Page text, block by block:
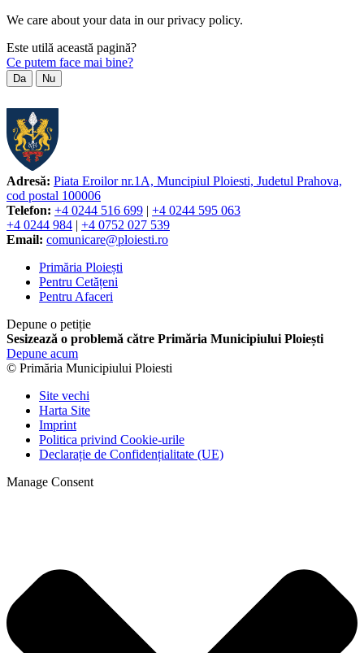
We care about your data in our privacy policy.
Este utilă această pagină?
Ce putem face mai bine?
Da Nu
Adresă: Piata Eroilor nr.1A, Muncipiul Ploiesti, Judetul Prahova,
cod postal 100006
Telefon: +4 0244 516 699 | +4 0244 595 063
+4 0244 984 | +4 0752 027 539
Email: comunicare@ploiesti.ro
Primăria Ploiești
Pentru Cetățeni
Pentru Afaceri
Depune o petiție
Sesizează o problemă către Primăria Municipiului Ploiești
Depune acum
© Primăria Municipiului Ploiesti
Site vechi
Harta Site
Imprint
Politica privind Cookie-urile
Declarație de Confidențialitate (UE)
Manage Consent